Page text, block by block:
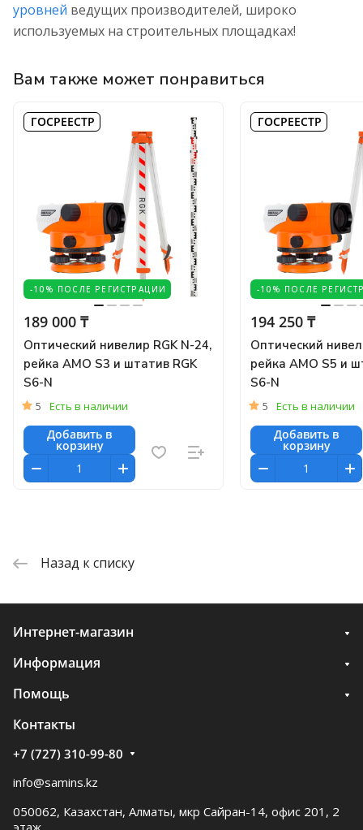
уровней ведущих производителей, широко
используемых на строительных площадках!
Вам также может понравиться
-10% ПОСЛЕ РЕГИСТРАЦИИ
ГОСРЕЕСТР
189 000 ₸
Оптический нивелир RGK N-24,
рейка AMO S3 и штатив RGK
S6-N
5 Есть в наличии
Добавить в
корзину
-10% ПОСЛЕ
ГОСРЕЕСТР
194 250 ₸
Оптический
рейка AMO S5 и
S6-N
5 Есть в наличии
Добавить в
корзину
Назад к списку
Интернет-магазин
Информация
Помощь
Контакты
+7 (727) 310-99-80
info@samins.kz
050062, Казахстан, Алматы, мкр Сайран-14, офис 201, 2